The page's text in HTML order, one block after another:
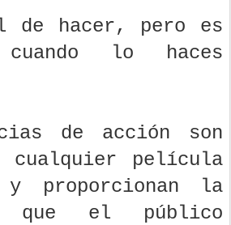
de hacer, pero es
lo haces
de acción son
cualquier película
proporcionan la
que el público